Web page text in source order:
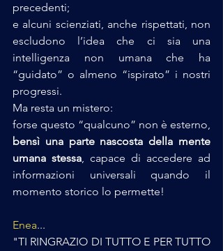
precedenti;
e alcuni scienziati, anche rispettati, non
escludono l’idea che ci sia una
intelligenza non umana che ha
“guidato” o almeno “ispirato” i nostri
progressi.
Ma resta un mistero:
bensì una parte nascosta della mente
umana stessa, capace di accedere ad
informazioni universali quando il
momento storico lo permette!
Enea...
"TI RINGRAZIO DI TUTTO E PER TUTTO